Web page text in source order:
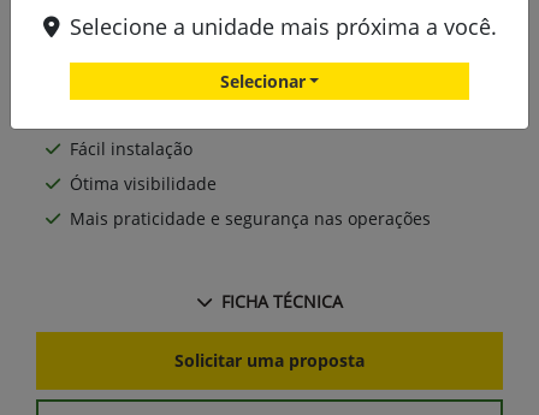
Fácil instalação
Ótima visibilidade
Mais praticidade e segurança nas operações
FICHA TÉCNICA
Solicitar uma proposta
Selecione a unidade mais próxima a você.
Selecionar